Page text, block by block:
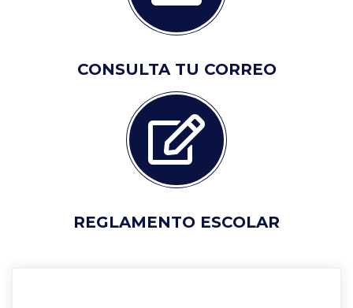
CONSULTA TU CORREO
REGLAMENTO ESCOLAR